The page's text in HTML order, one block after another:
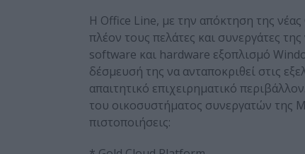
Η Office Line, με την απόκτηση της
πλέον τους πελάτες και συνεργάτες
software και hardware εξοπλισμό
δέσμευσή της να ανταποκριθεί στις
απαιτητικό επιχειρηματικό
του οικοσυστήματος συνεργατών της
πιστοποιήσεις: